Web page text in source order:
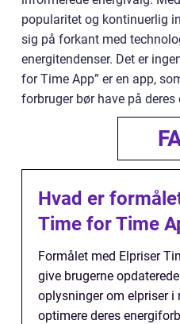
popularitet og kontinuerlig
sig på forkant med
energitendenser. Det er
for Time App” er en app,
forbruger bør have på deres
Hvad er
Time for Time
Formålet med Elpriser
give brugerne
oplysninger om elpriser i
optimere deres